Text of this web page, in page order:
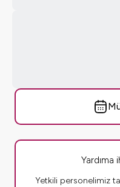
Yardıma
Yetkili personelimiz